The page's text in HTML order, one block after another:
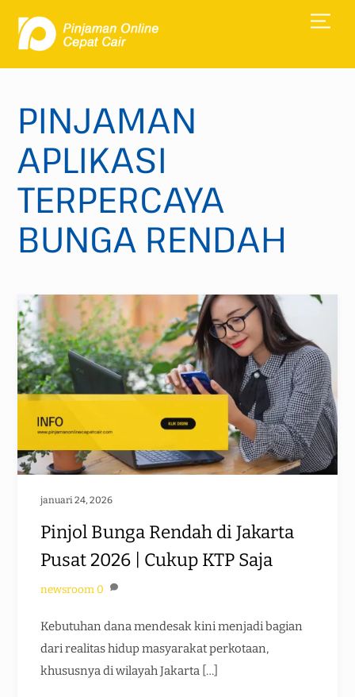
content
PINJAMAN
APLIKASI
TERPERCAYA
BUNGA RENDAH
januari 24, 2026
Pinjol Bunga Rendah di Jakarta
Pusat 2026 | Cukup KTP Saja
newsroom 0
Kebutuhan dana mendesak kini menjadi bagian
dari realitas hidup masyarakat perkotaan,
khususnya di wilayah Jakarta […]